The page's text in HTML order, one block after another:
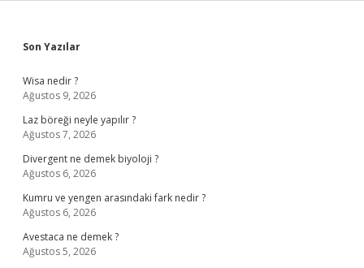
Sidebar
Son Yazılar
Wisa nedir ?
Ağustos 9, 2026
Laz böreği neyle yapılır ?
Ağustos 7, 2026
Divergent ne demek biyoloji ?
Ağustos 6, 2026
Kumru ve yengen arasındaki fark nedir ?
Ağustos 6, 2026
Avestaca ne demek ?
Ağustos 5, 2026